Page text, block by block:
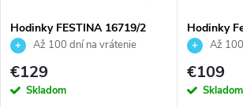
Hodinky FESTINA 16719/2
Až 100 dní na vrátenie
tovaru. Autorizovaný predajca.
€129
Skladom
Hodinky
Až
tovaru.
€109
Skladom